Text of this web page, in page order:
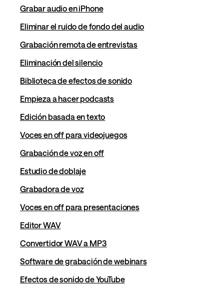
Grabar audio en iPhone
Eliminar el ruido de fondo del audio
Grabación remota de entrevistas
Eliminación del silencio
Biblioteca de efectos de sonido
Empieza a hacer podcasts
Edición basada en texto
Voces en off para videojuegos
Grabación de voz en off
Estudio de doblaje
Grabadora de voz
Voces en off para presentaciones
Editor WAV
Convertidor WAV a MP3
Software de grabación de webinars
Efectos de sonido de YouTube